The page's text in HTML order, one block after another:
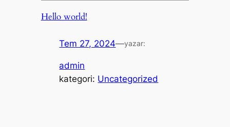
Hello world!
Tem 27, 2024—yazar:
admin
kategori: Uncategorized